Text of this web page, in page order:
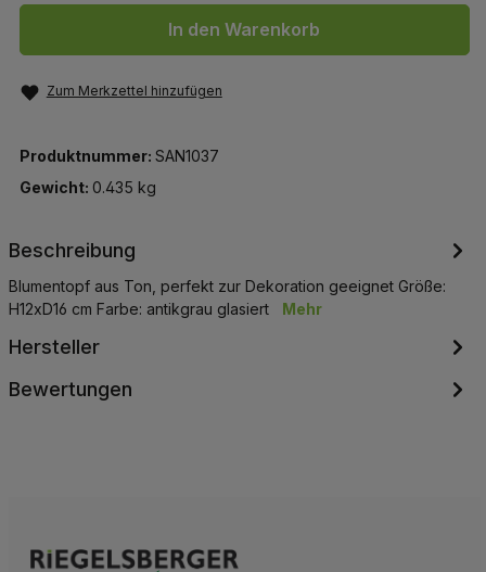
In den Warenkorb
Zum Merkzettel hinzufügen
Produktnummer: SAN1037
Gewicht: 0.435 kg
Beschreibung
Blumentopf aus Ton, perfekt zur Dekoration geeignet Größe:
H12xD16 cm Farbe: antikgrau glasiert Mehr
Hersteller
Bewertungen